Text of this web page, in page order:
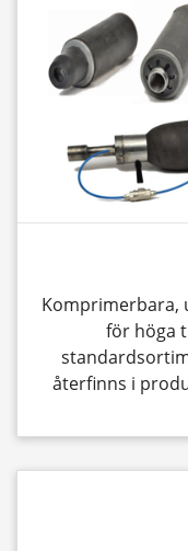
Komprimerbara,
för höga
återfinns i